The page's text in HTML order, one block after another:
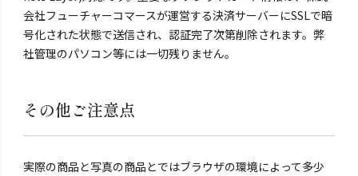
会社フューチャーコマースが運営する決済サーバーにSSLで暗
号化された状態で送信され、認証完了次第削除されます。弊
社管理のパソコン等には一切残りません。
その他ご注意点
実際の商品と写真の商品とではブラウザの環境によって多少